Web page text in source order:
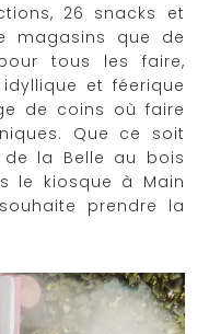
26 snacks et
magasins que de
tous les faire,
et féerique
de coins où faire
Que ce soit
la Belle au bois
le kiosque à Main
prendre la